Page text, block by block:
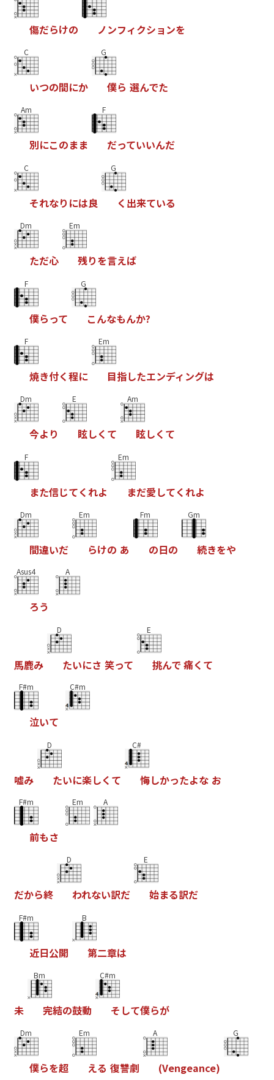
傷だらけの ノンフィクショ ンを
C
いつの間にか
G
僕ら 選んでた
Am
別にこのまま
F
だっていいんだ
C
それなり には良
G
く 出来ている
Dm
ただ心
Em
残りを言えば
F
僕らって
G
こんなもんか?
F
焼き付く程に
Em
目指したエンディ ングは
Dm
今よ り
E
眩しく て
Am
眩しく て
F
また信じてく れよ
Em
まだ愛してく れよ
Dm
間違いだ
Em
らけの あ
Fm
の日の
Gm
続きをや
Asus4
ろう
A
馬鹿み
D
たいにさ 笑って
E
挑んで 痛く て
F#m
泣いて
C#m
嘘み
D
たいに楽しく て
C#
悔しかったよな お
F#m
前もさ
Em A
だから終
D
われない訳だ
E
始まる訳だ
F#m
近日公開
B
第二章は
未
Bm
完結の鼓動
C#m
そ して僕らが
Dm
僕らを超
Em
える 復讐劇
A
(Vengeance)
G